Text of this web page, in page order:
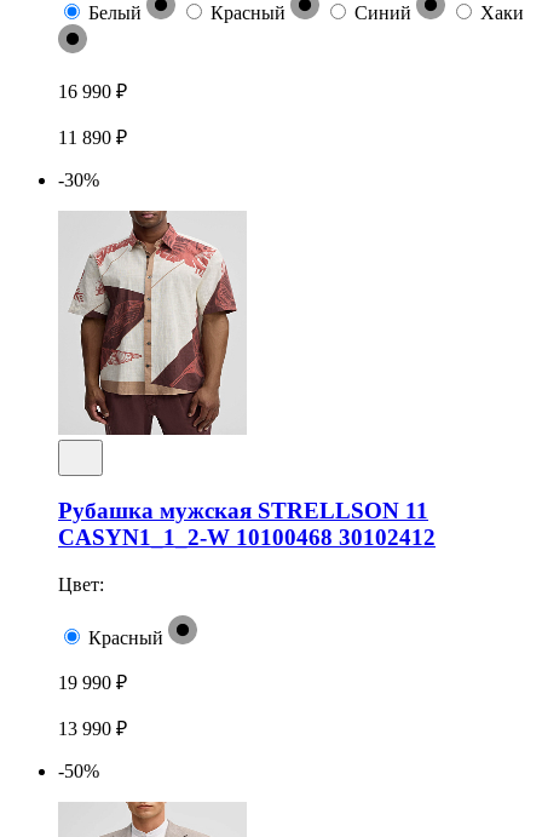
Белый Красный Синий Хаки
16 990 ₽
11 890 ₽
-30%
Рубашка мужская STRELLSON 11
CASYN1_1_2-W 10100468 30102412
Цвет:
Красный
19 990 ₽
13 990 ₽
-50%